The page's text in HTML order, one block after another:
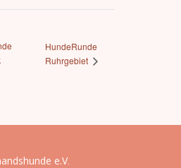
HundeRunde
Ruhrgebiet
e.V.